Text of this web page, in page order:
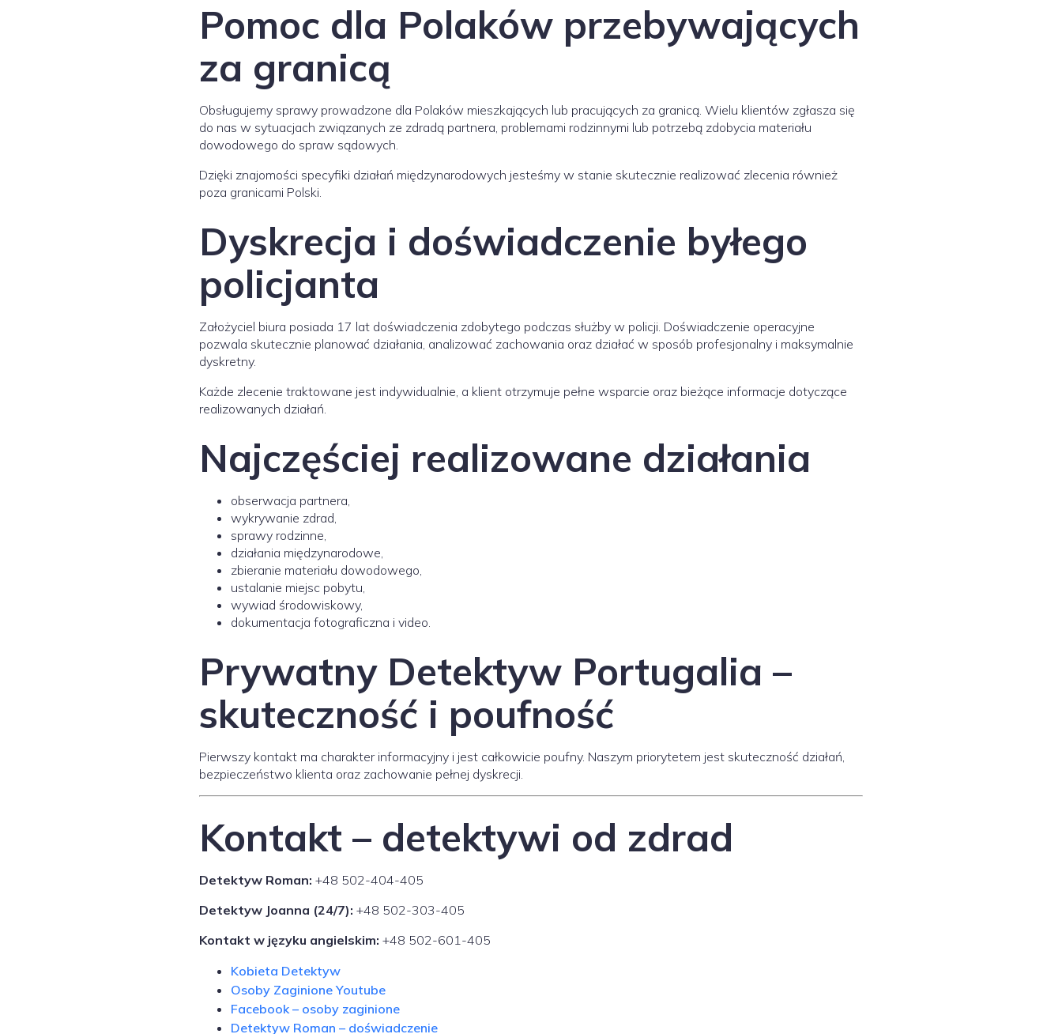
Pomoc dla Polaków przebywających
za granicą
Obsługujemy sprawy prowadzone dla Polaków mieszkających lub pracujących za granicą. Wielu klientów zgłasza się
do nas w sytuacjach związanych ze zdradą partnera, problemami rodzinnymi lub potrzebą zdobycia materiału
dowodowego do spraw sądowych.
Dzięki znajomości specyfiki działań międzynarodowych jesteśmy w stanie skutecznie realizować zlecenia również
poza granicami Polski.
Dyskrecja i doświadczenie byłego
policjanta
Założyciel biura posiada 17 lat doświadczenia zdobytego podczas służby w policji. Doświadczenie operacyjne
pozwala skutecznie planować działania, analizować zachowania oraz działać w sposób profesjonalny i maksymalnie
dyskretny.
Każde zlecenie traktowane jest indywidualnie, a klient otrzymuje pełne wsparcie oraz bieżące informacje dotyczące
realizowanych działań.
Najczęściej realizowane działania
obserwacja partnera,
wykrywanie zdrad,
sprawy rodzinne,
działania międzynarodowe,
zbieranie materiału dowodowego,
ustalanie miejsc pobytu,
wywiad środowiskowy,
dokumentacja fotograficzna i video.
Prywatny Detektyw Portugalia –
skuteczność i poufność
Pierwszy kontakt ma charakter informacyjny i jest całkowicie poufny. Naszym priorytetem jest skuteczność działań,
bezpieczeństwo klienta oraz zachowanie pełnej dyskrecji.
Kontakt – detektywi od zdrad
Detektyw Roman: +48 502-404-405
Detektyw Joanna (24/7): +48 502-303-405
Kontakt w języku angielskim: +48 502-601-405
Kobieta Detektyw
Osoby Zaginione Youtube
Facebook – osoby zaginione
Detektyw Roman – doświadczenie